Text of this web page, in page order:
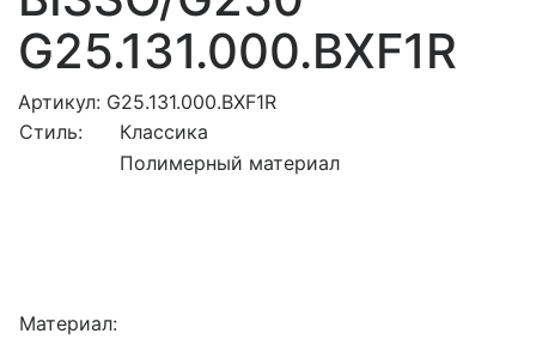
G25.131.000.BXF1R
Артикул: G25.131.000.BXF1R
Стиль:
Классика
Материал:
Полимерный материал